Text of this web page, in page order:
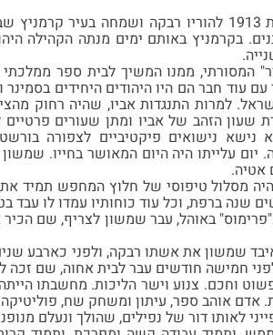
שמשון נולד בשנת 1913 להוריו רבקה
בקרמניץ באותם ימים מנתה הקהילה
המסורתי, ממנו המשיך לבית ספר ממלכתי
עם עוד חבר הם היו היהודים היחידים
שעון הזהב של אביו ומתן שעורים
יום עלייתו היה היום המאושר בחייו.
אטיה.
היה מסלול טיפוסי של חלוץ המחפש
שנה ברפת, וכל עוד כוחותיו עמדו לו עבד
באוהל, עבר שמשון לצריף, שם
שמשון את אשתו רבקה, ולפני כארבע
חמישה חודשים עבר לבית אחוה, שם זכה
וחכם. צנוע וישר הליכות. מחשבתו
אדם אוהב ספר, עיתון ומשחק שח,
לאותו דור של נפילים, שהולך ונעלם